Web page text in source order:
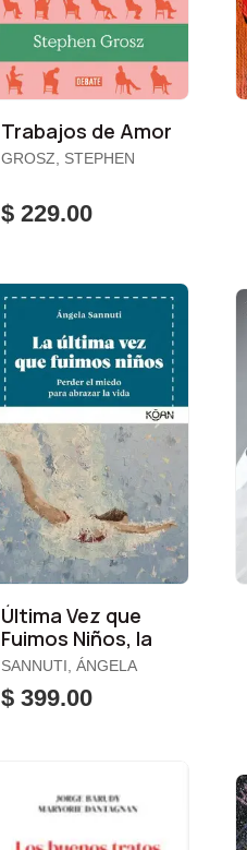
Trabajos de Amor
GROSZ, STEPHEN
$ 229.00
Última Vez que
Fuimos Niños, la
SANNUTI, ÁNGELA
$ 399.00